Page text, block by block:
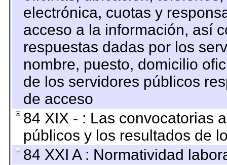
electrónica, cuotas y
acceso a la información, así
respuestas dadas por los
nombre, puesto, domicilio
de los servidores públicos
de acceso
84 XIX - : Las convocatorias
públicos y los resultados de
84 XXI A : Normatividad